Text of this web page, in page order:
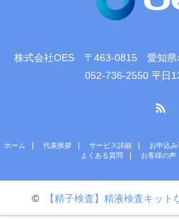
株式会社OES 〒463-0815 愛知県
052-736-2550 平日
ホーム 代表挨拶 サービス詳細 お申込
よくある質問
お客様の声
© 【精子検査】精液検査キッ